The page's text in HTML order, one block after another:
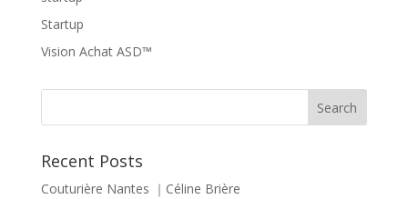
Startup
Vision Achat ASD™
Recent Posts
Couturière Nantes ｜Céline Brière